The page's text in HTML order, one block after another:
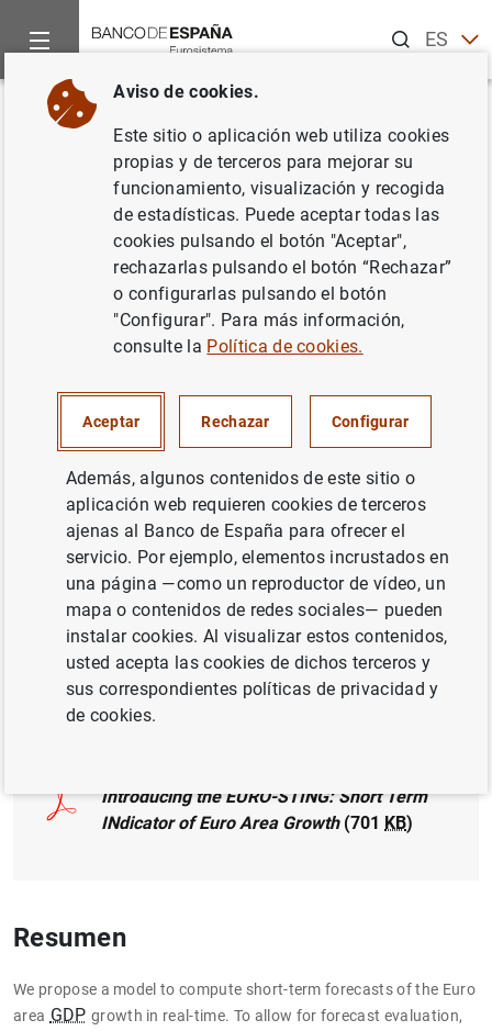
ESEN
Inicio Publicaciones
Volver
Introducing the EURO-STING:
Short Term INdicator of Euro
Area Growth
Quirós
CRECIMIENTO ECONÓMICO Y CONVERGENCIA
MÉTODOS CUANTITATIVOS DESIGUALDAD
SOCIEDADES NO FINANCIERAS, EMPRESAS
Documento completo
Introducing the EURO-STING: Short Term
INdicator of Euro Area Growth(701 KB)
Resumen
We propose a model to compute short-term forecasts of the Euro
area GDP growth in real-time. To allow for forecast evaluation,
Aviso de cookies.
Este sitio o aplicación web utiliza cookies
propias y de terceros para mejorar su
funcionamiento, visualización y recogida
de estadísticas. Puede aceptar todas las
cookies pulsando el botón "Aceptar",
rechazarlas pulsando el botón “Rechazar”
o configurarlas pulsando el botón
"Configurar". Para más información,
consulte la Política de cookies.
Aceptar Rechazar Configurar
Además, algunos contenidos de este sitio o
aplicación web requieren cookies de terceros
ajenas al Banco de España para ofrecer el
servicio. Por ejemplo, elementos incrustados en
una página —como un reproductor de vídeo, un
mapa o contenidos de redes sociales— pueden
instalar cookies. Al visualizar estos contenidos,
usted acepta las cookies de dichos terceros y
sus correspondientes políticas de privacidad y
de cookies.